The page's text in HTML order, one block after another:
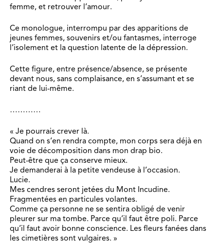
femme, et retrouver l’amour.
Ce monologue, interrompu par des apparitions de
jeunes femmes, souvenirs et/ou fantasmes, interroge
l’isolement et la question latente de la dépression.
Cette figure, entre présence/absence, se présente
devant nous, sans complaisance, en s’assumant et se
riant de lui-même.
…………
« Je pourrais crever là.
Quand on s’en rendra compte, mon corps sera déjà en
voie de décomposition dans mon drap bio.
Peut-être que ça conserve mieux.
Je demanderai à la petite vendeuse à l’occasion.
Lucie.
Mes cendres seront jetées du Mont Incudine.
Fragmentées en particules volantes.
Comme ça personne ne se sentira obligé de venir
pleurer sur ma tombe. Parce qu’il faut être poli. Parce
qu’il faut avoir bonne conscience. Les fleurs fanées dans
les cimetières sont vulgaires. »